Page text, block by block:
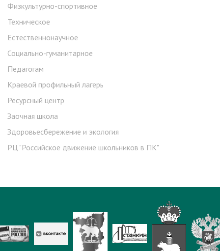
Физкультурно-спортивное
Техническое
Естественнонаучное
Социально-гуманитарное
Педагогам
Краевой профильный лагерь
Ресурсный центр
Заочная школа
Здоровьесбережение и экология
РЦ "Российское движение школьников в ПК"